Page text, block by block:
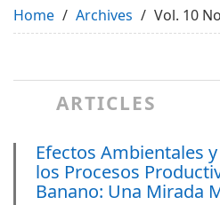
Home Archives Vol. 10
ARTICLES
Efectos Ambientales
los Procesos
Banano: Una Mirada